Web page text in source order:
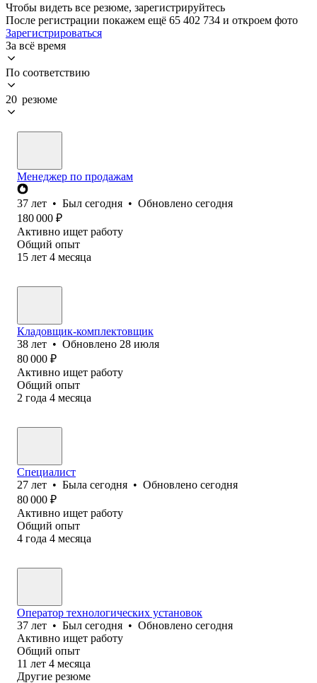
Чтобы видеть все резюме, зарегистрируйтесь
После регистрации покажем ещё 65 402 734 и откроем фото
Зарегистрироваться
За всё время
По соответствию
20 резюме
Менеджер по продажам
37 лет • Был сегодня • Обновлено сегодня
180 000 ₽
Активно ищет работу
Общий опыт
15 лет 4 месяца
Кладовщик-комплектовщик
38 лет • Обновлено 28 июля
80 000 ₽
Активно ищет работу
Общий опыт
2 года 4 месяца
Специалист
27 лет • Была сегодня • Обновлено сегодня
80 000 ₽
Активно ищет работу
Общий опыт
4 года 4 месяца
Оператор технологических установок
37 лет • Был сегодня • Обновлено сегодня
Активно ищет работу
Общий опыт
11 лет 4 месяца
Другие резюме